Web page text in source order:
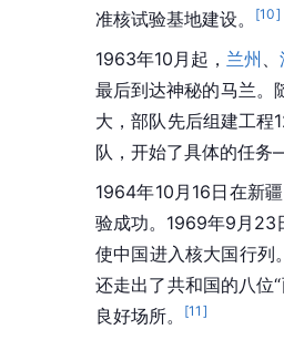
准核试验基地建设。
[10]
1963年10月起， 兰州 、
最后到达神秘的马兰。
大，部队先后组建工
队，开始了具体的任
1964年10月16日在新疆
验成功。1969年9月23
使中国进入核大国行列
还走出了共和国的八位
良好场所。
[11 ]